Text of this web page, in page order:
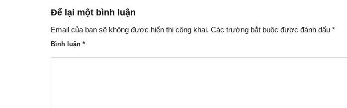
Để lại một bình luận
Email của bạn sẽ không được hiển thị công khai. Các trường bắt buộc được đánh dấu *
Bình luận *